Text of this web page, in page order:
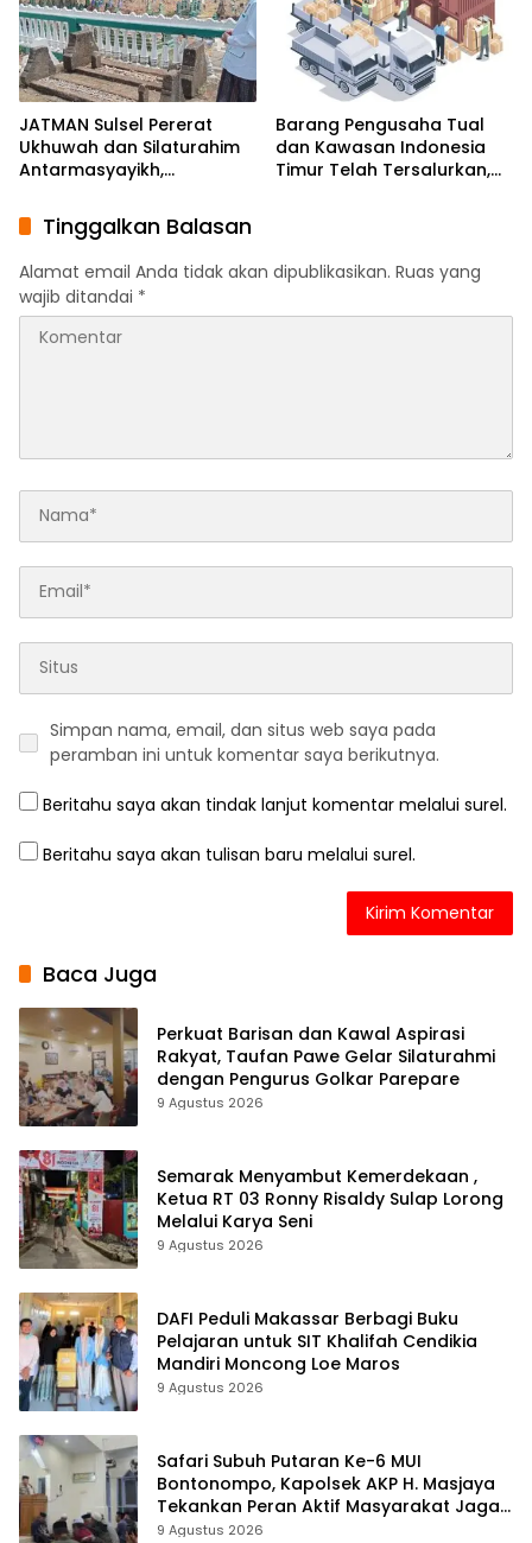
JATMAN Sulsel Pererat
Ukhuwah dan Silaturahim
Antarmasyayikh,
Ikhwan-Akhwat Thariqah
Barang Pengusaha Tual
dan Kawasan Indonesia
Timur Telah Tersalurkan,
Intim Line
Tinggalkan Balasan
Alamat email Anda tidak akan dipublikasikan. Ruas yang
wajib ditandai *
Simpan nama, email, dan situs web saya pada
peramban ini untuk komentar saya berikutnya.
Beritahu saya akan tindak lanjut komentar melalui surel.
Beritahu saya akan tulisan baru melalui surel.
Baca Juga
Perkuat Barisan dan Kawal Aspirasi
Rakyat, Taufan Pawe Gelar Silaturahmi
dengan Pengurus Golkar Parepare
9 Agustus 2026
Semarak Menyambut Kemerdekaan ,
Ketua RT 03 Ronny Risaldy Sulap Lorong
Melalui Karya Seni
9 Agustus 2026
DAFI Peduli Makassar Berbagi Buku
Pelajaran untuk SIT Khalifah Cendikia
Mandiri Moncong Loe Maros
9 Agustus 2026
Safari Subuh Putaran Ke-6 MUI
Bontonompo, Kapolsek AKP H. Masjaya
Tekankan Peran Aktif Masyarakat Jaga
Kamtibmas
9 Agustus 2026